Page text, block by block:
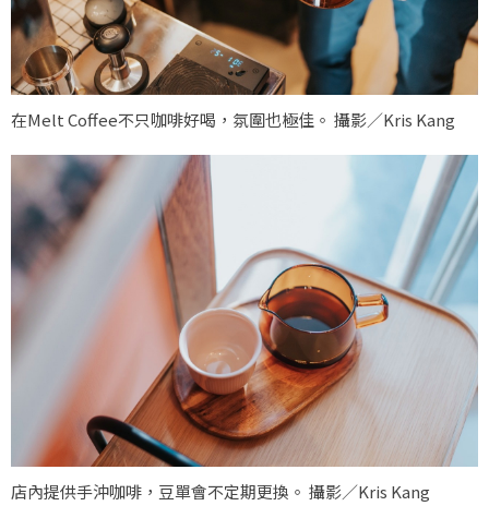
在Melt Coffee不只咖啡好喝，氛圍也極佳。 攝影／Kris Kang
店內提供手沖咖啡，豆單會不定期更換。 攝影／Kris Kang